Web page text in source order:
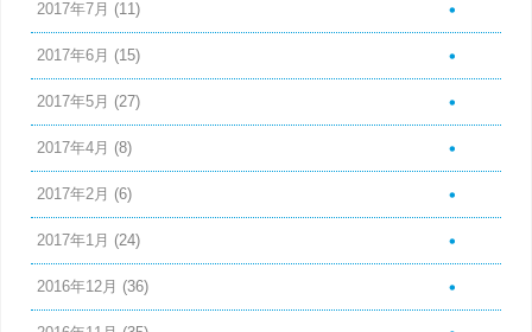
2017年7月 (11)
2017年6月 (15)
2017年5月 (27)
2017年4月 (8)
2017年2月 (6)
2017年1月 (24)
2016年12月 (36)